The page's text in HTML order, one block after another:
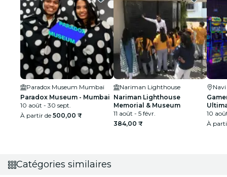
Paradox Museum Mumbai
Paradox Museum - Mumbai
10 août - 30 sept.
À partir de 500,00 ₹
Nariman Lighthouse
Nariman Lighthouse
Memorial & Museum
11 août - 5 févr.
384,00 ₹
10
À
Catégories similaires